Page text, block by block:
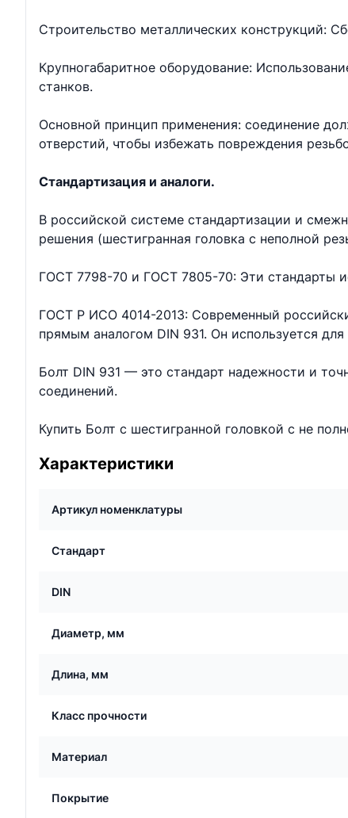
Строительство металлических конструкций:
Крупногабаритное оборудование:
станков.
Основной принцип применения: соединение
отверстий, чтобы избежать повреждения
Стандартизация и аналоги.
В российской системе стандартизации и
решения (шестигранная головка с неполной
ГОСТ 7798-70 и ГОСТ 7805-70: Эти стандарты
ГОСТ Р ИСО 4014-2013: Современный
прямым аналогом DIN 931. Он используется
Болт DIN 931 — это стандарт надежности и
соединений.
Купить Болт с шестигранной головкой с не
Характеристики
Артикул номенклатуры
Стандарт
DIN
Диаметр, мм
Длина, мм
Класс прочности
Материал
Покрытие